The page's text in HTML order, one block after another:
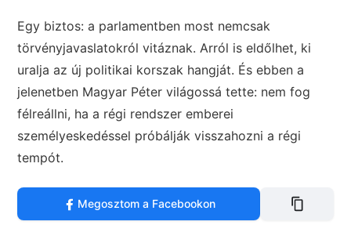
Egy biztos: a parlamentben most nemcsak
törvényjavaslatokról vitáznak. Arról is eldőlhet, ki
uralja az új politikai korszak hangját. És ebben a
jelenetben Magyar Péter világossá tette: nem fog
félreállni, ha a régi rendszer emberei
személyeskedéssel próbálják visszahozni a régi
tempót.
Megosztom a Facebookon